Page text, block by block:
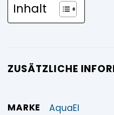
Inhalt
ZUSÄTZLICHE
MARKE AquaEl